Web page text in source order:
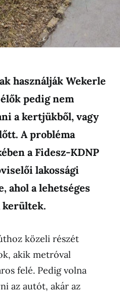
használják Wekerle
pedig nem
a kertjükből, vagy
A probléma
a Fidesz-KDNP
lakossági
ahol a lehetséges
kerültek.
közeli részét
akik metróval
felé. Pedig volna
az autót, akár az